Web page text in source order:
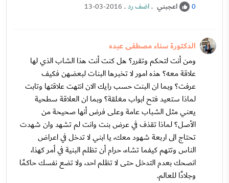
0 اعجبني .اضف رد.
13-03-2016
الدكتورة سناء مصطفى عبده
ومن أنت لتحكم وتقرر؟ هل كنت أنت هذا الشاب الذي لها
علاقة معه؟ هذه امور لا تخبرها البنات لبعضهن فكيف
عرفت؟ وبما ان البنت حسب رايك الان انتهت علاقتها وتابت
لماذا ستعيد فتح ابواب مغلقة؟ وبما ان العلاقة سطحية
يعني مثل الشباب عامة وعلى فرض أنها صحيحة من
الأصل؟ لماذا تقذف في عرض بنت وانت لم تشهد وان شهدت
تحتاج الى اربعة شهود معك، يا ابني لا تدخل في اعراض
الناس وتتهم كيفما تشاء، حرام أن تظلم البنية في أمر كهذا،
انصحك بعدم التدخل حتى لا تظلم احد، ولا تضع نفسك حاكمًا
وجلادًا للعالم.